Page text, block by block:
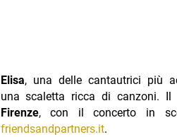
Elisa, una delle cantautrici più
una scaletta ricca di canzoni. Il
Firenze, con il concerto in
friendsandpartners.it.